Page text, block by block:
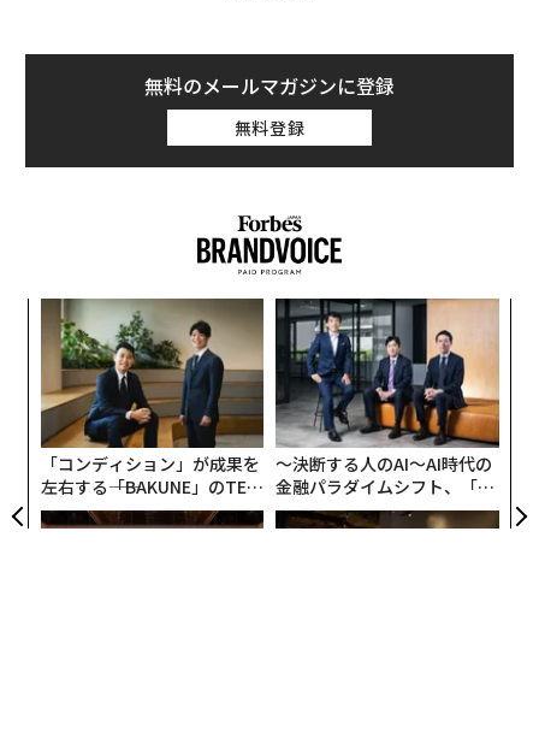
無料のメールマガジンに登録
無料登録
「コンディション」が成果を
左右する――「BAKUNE」のTEN
TIALが支える「挑戦者の明
日」
〜決断する人のAI〜AI時代の
金融パラダイムシフト、「超
個別化」の核心 【MUFG×ウ
ェルスナビ×PwC】